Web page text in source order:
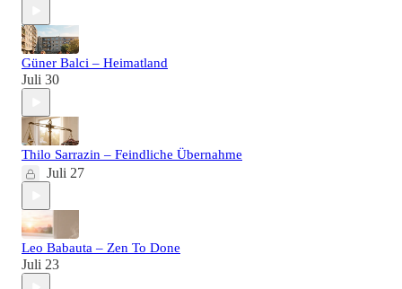
Güner Balci – Heimatland
Juli 30
Thilo Sarrazin – Feindliche Übernahme
Juli 27
Leo Babauta – Zen To Done
Juli 23